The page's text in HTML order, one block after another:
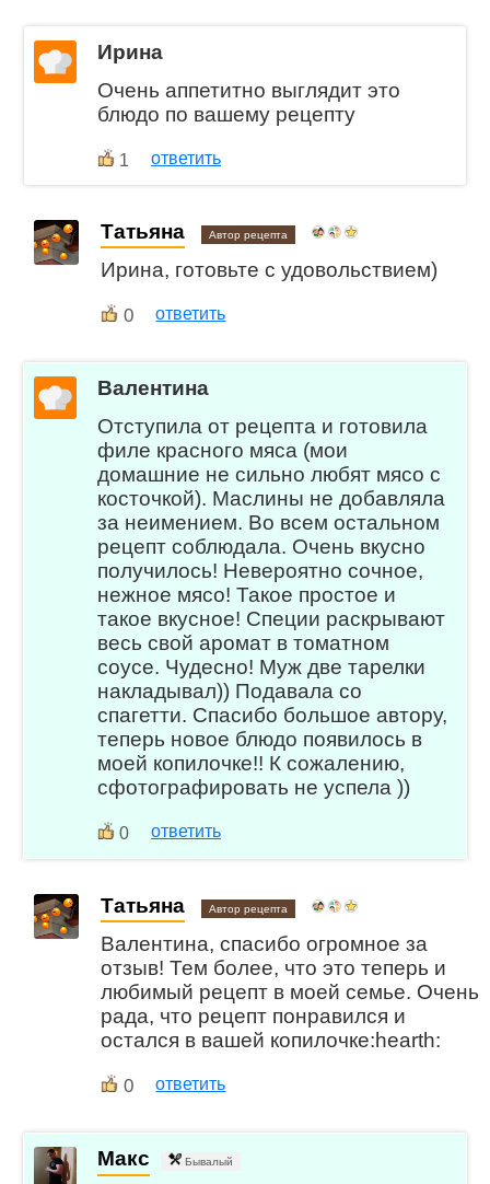
Ирина
Очень аппетитно выглядит это
блюдо по вашему рецепту
1 ответить
Татьяна Автор рецепта
Ирина, готовьте с удовольствием)
0 ответить
Валентина
Отступила от рецепта и готовила
филе красного мяса (мои
домашние не сильно любят мясо с
косточкой). Маслины не добавляла
за неимением. Во всем остальном
рецепт соблюдала. Очень вкусно
получилось! Невероятно сочное,
нежное мясо! Такое простое и
такое вкусное! Специи раскрывают
весь свой аромат в томатном
соусе. Чудесно! Муж две тарелки
накладывал)) Подавала со
спагетти. Спасибо большое автору,
теперь новое блюдо появилось в
моей копилочке!! К сожалению,
сфотографировать не успела ))
0 ответить
Татьяна Автор рецепта
Валентина, спасибо огромное за
отзыв! Тем более, что это теперь и
любимый рецепт в моей семье. Очень
рада, что рецепт понравился и
остался в вашей копилочке:hearth:
0 ответить
Макс Бывалый